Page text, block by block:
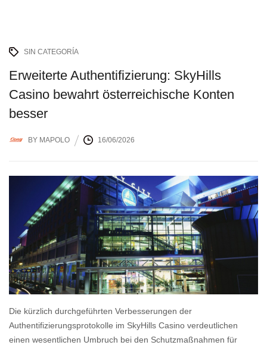
SIN CATEGORÍA
Erweiterte Authentifizierung: SkyHills
Casino bewahrt österreichische Konten
besser
BY MAPOLO 16/06/2026
Die kürzlich durchgeführten Verbesserungen der
Authentifizierungsprotokolle im SkyHills Casino verdeutlichen
einen wesentlichen Umbruch bei den Schutzmaßnahmen für